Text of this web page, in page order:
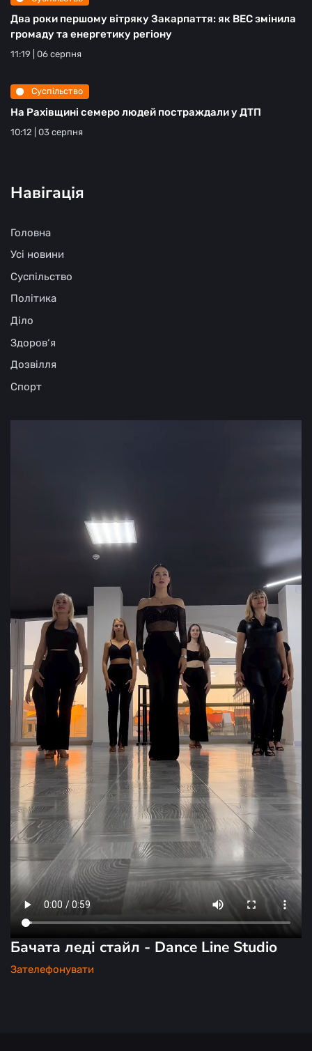
Два роки першому вітряку Закарпаття: як ВЕС змінила
громаду та енергетику регіону
11:19 | 06 серпня
Суспільство
На Рахівщині семеро людей постраждали у ДТП
10:12 | 03 серпня
Навігація
Головна
Усі новини
Суспільство
Політика
Діло
Здоров‘я
Дозвілля
Спорт
Бачата леді стайл - Dance Line Studio
Зателефонувати